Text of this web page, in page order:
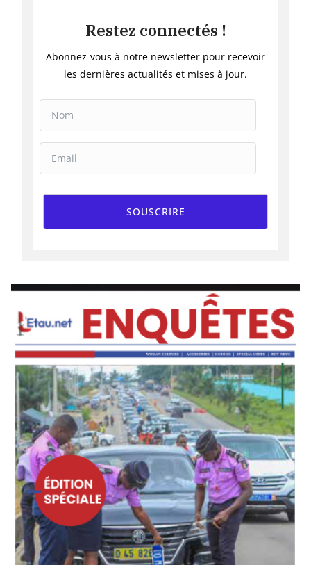
Restez connectés !
Abonnez-vous à notre newsletter pour recevoir
les dernières actualités et mises à jour.
SOUSCRIRE